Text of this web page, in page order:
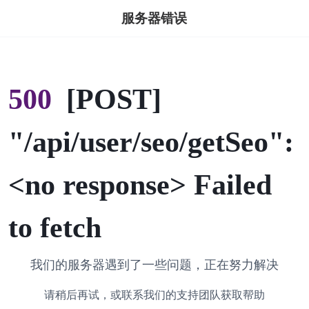
服务器错误
500 [POST]
"/api/user/seo/getSeo":
<no response> Failed
to fetch
我们的服务器遇到了一些问题，正在努力解决
请稍后再试，或联系我们的支持团队获取帮助